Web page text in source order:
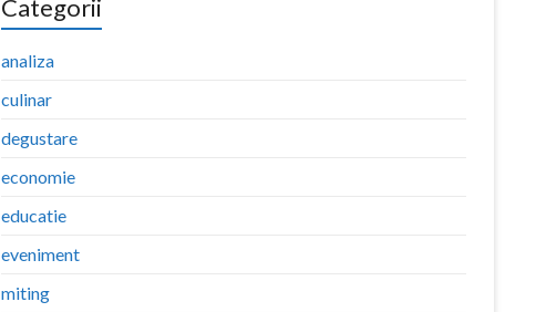
Categorii
analiza
culinar
degustare
economie
educatie
eveniment
miting